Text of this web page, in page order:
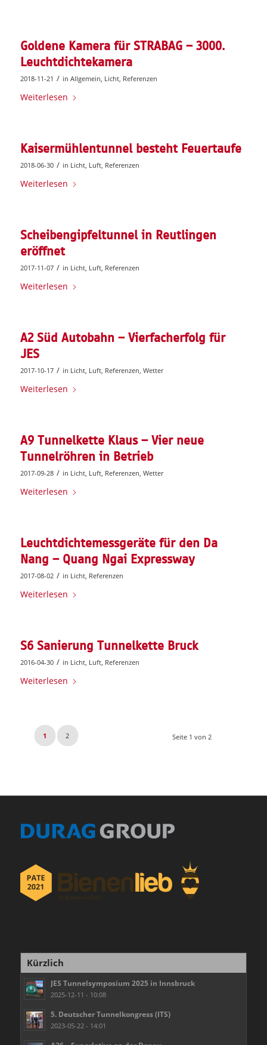
Goldene Kamera für STRABAG – 3000.
Leuchtdichtekamera
2018-11-21 / in Allgemein Licht, Referenzen
Weiterlesen
Kaisermühlentunnel besteht Feuertaufe
2018-06-30 / in Licht, Luft, Referenzen
Weiterlesen
Scheibengipfeltunnel in Reutlingen
eröffnet
2017-11-07 / in Licht, Luft, Referenzen
Weiterlesen
A2 Süd Autobahn – Vierfacherfolg für
JES
2017-10-17 / in Licht, Luft, Referenzen Wetter
Weiterlesen
A9 Tunnelkette Klaus – Vier neue
Tunnelröhren in Betrieb
2017-09-28 / in Licht, Luft, Referenzen Wetter
Weiterlesen
Leuchtdichtemessgeräte für den Da
Nang – Quang Ngai Expressway
2017-08-02 / in Licht, Referenzen
Weiterlesen
S6 Sanierung Tunnelkette Bruck
2016-04-30 / in Licht, Luft, Referenzen
Weiterlesen
Seite 1 von 2
1 2
Kürzlich
JES Tunnelsymposium 2025 in Innsbruck
2025-12-11 - 10:08
5. Deutscher Tunnelkongress (ITS)
2023-05-22 - 14:01